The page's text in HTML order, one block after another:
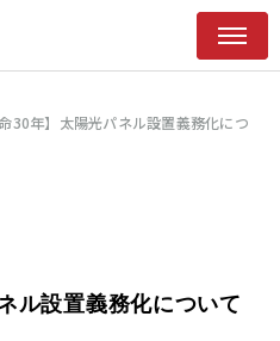
命30年】太陽光パネル設置義務化につ
ル設置義務化について